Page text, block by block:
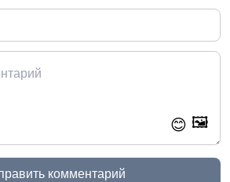
😊 🖼️
комментарий